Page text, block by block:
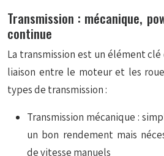
Transmission : mécanique,
continue
La transmission est un élément
liaison entre le moteur et les
types de transmission :
Transmission mécanique :
un bon rendement mais
de vitesse manuels